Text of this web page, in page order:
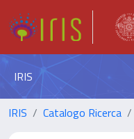
IRIS
IRIS Catalogo Ricerca